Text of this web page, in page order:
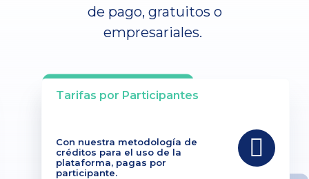
Tarifas por Participantes
Con nuestra metodología de
créditos para el uso de la
plataforma, pagas por
participante.
de pago, gratuitos o
empresariales.